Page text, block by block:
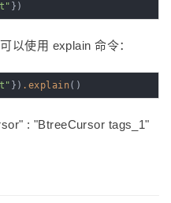
})
以使用 explain 命令：
}) .explain()
: "BtreeCursor tags_1"